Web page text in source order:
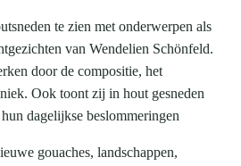
te zien met onderwerpen als
van Wendelien Schönfeld.
door de compositie, het
Ook toont zij in hout gesneden
dagelijkse beslommeringen
gouaches, landschappen,